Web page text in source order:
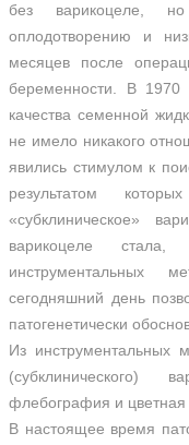
без варикоцеле,
оплодотворению и
месяцев после
беременности. В
качества семенной
не имело никакого
явились стимулом к
результатом
«субклиническое»
варикоцеле стала,
инструментальных
сегодняшний день
патогенетически
Из инструментальных
(субклинического)
флебография и цветная
В настоящее время